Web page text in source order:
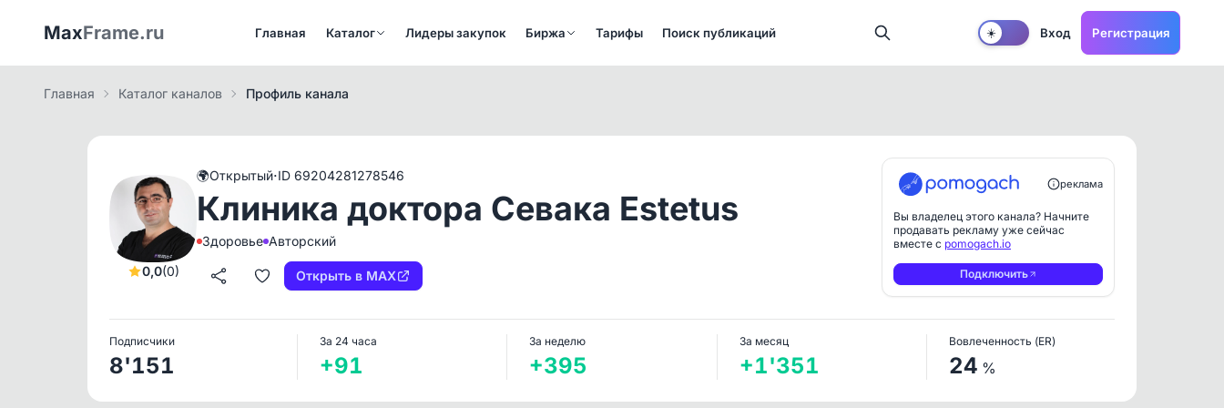
MaxFrame.ru Главная Каталог Лидеры закупок Биржа Тарифы Поиск публикаций ☀️ Вход Регистрация
Главная Каталог каналов Профиль канала
0,0(0)
🌍Открытый·ID 69204281278546
Клиника доктора Севака Estetus
Здоровье Авторский
Открыть в MAX
реклама
Вы владелец этого канала? Начните
продавать рекламу уже сейчас
вместе с pomogach.io
Подключить
Подписчики
8'151
За 24 часа
+91
За неделю
+395
За месяц
+1'351
Вовлеченность (ER)
24 %